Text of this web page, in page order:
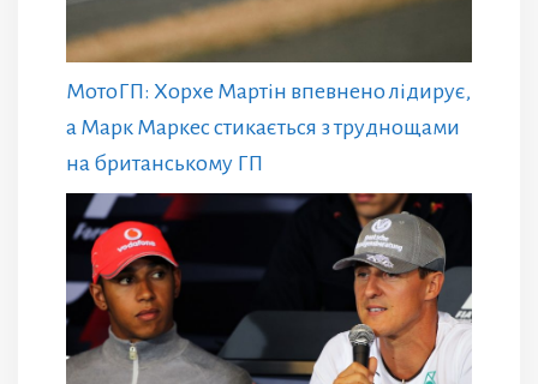
МотоГП: Хорхе Мартін впевнено лідирує,
а Марк Маркес стикається з труднощами
на британському ГП